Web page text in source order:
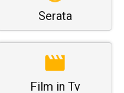
Serata
Film in Tv